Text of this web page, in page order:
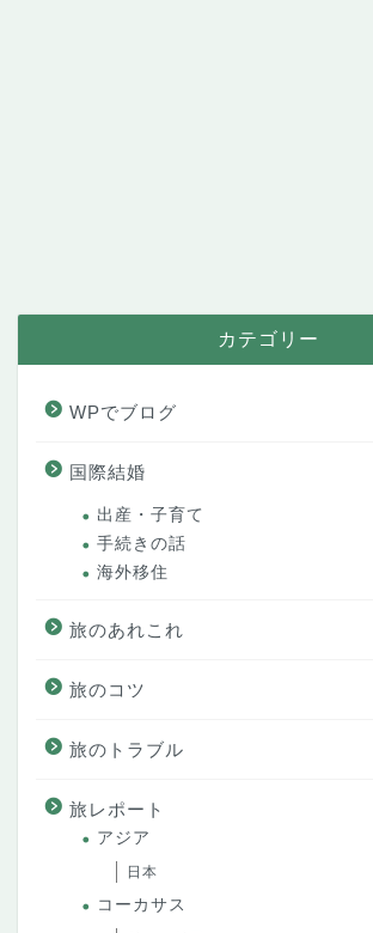
カテゴリー
WPでブログ
国際結婚
出産・子育て
手続きの話
海外移住
旅のあれこれ
旅のコツ
旅のトラブル
旅レポート
アジア
日本
コーカサス